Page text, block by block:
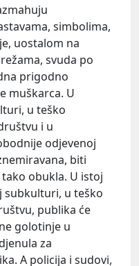
simbolima,
uostalom na
svuda po
prigodno
muškarca. U
u teško
i u
odjevenoj
biti
obukla. U istoj
subkulturi, u teško
publika će
golotinje u
za
A policija i sudovi,